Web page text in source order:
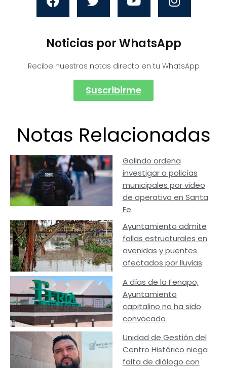
Noticias por WhatsApp
Recibe nuestras notas directo en tu WhatsApp
Suscribirme
Notas Relacionadas
Galindo ordena
investigar a policías
municipales por video
de operativo en Santa
Fe
Ayuntamiento admite
fallas estructurales en
avenidas y puentes
afectados por lluvias
A días de la Fenapo,
Ayuntamiento
capitalino no ha sido
convocado
Unidad de Gestión del
Centro Histórico niega
falta de diálogo con